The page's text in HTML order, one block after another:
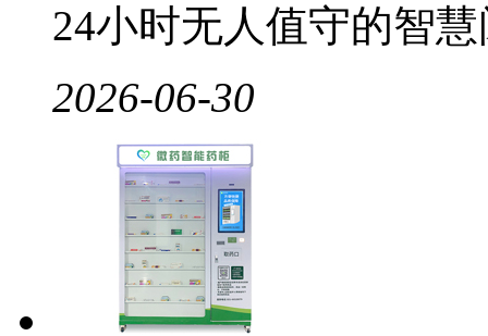
24小时无人值守的智
2026-06-30